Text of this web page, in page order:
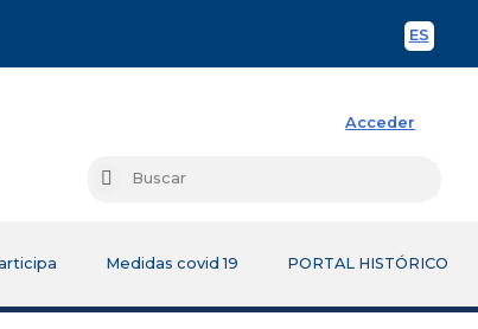
ES
Acceder
Buscar
Medidas covid 19 PORTAL HISTÓRICO